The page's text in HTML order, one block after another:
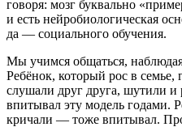
говоря: мозг буквально
и есть нейробиологическая
да — социального обучения.
Мы учимся общаться,
Ребёнок, который рос в семье,
слушали друг друга, шутили
впитывал эту модель годами.
кричали — тоже впитывал.